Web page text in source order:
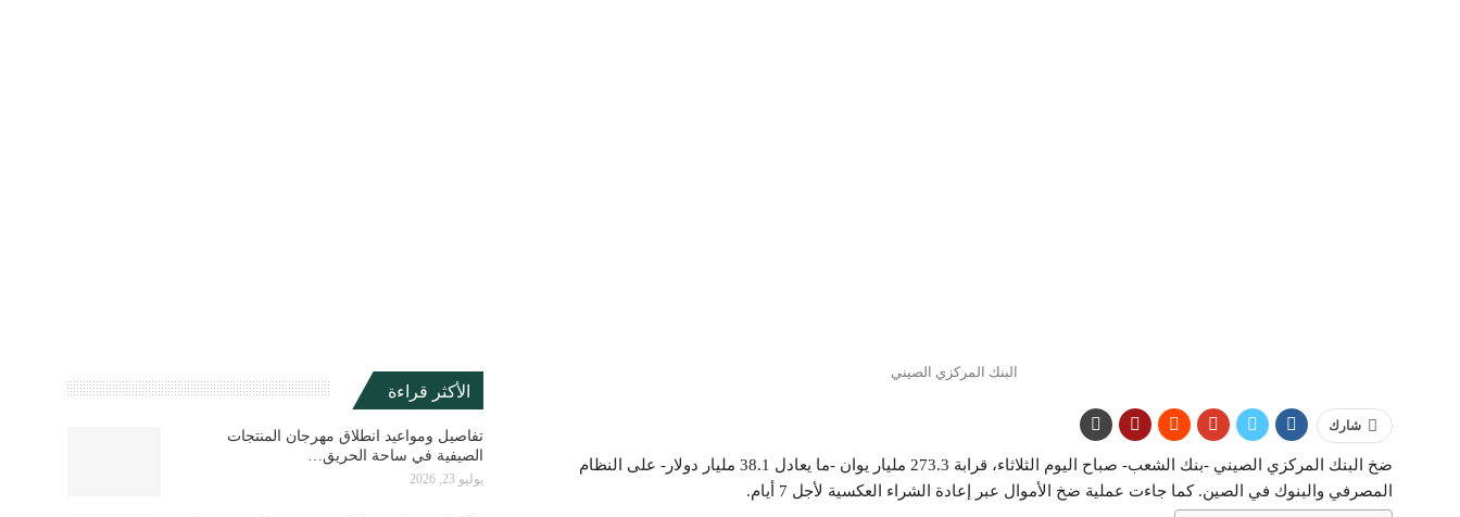
البنك المركزي الصيني
شارك
ضخ البنك المركزي الصيني -بنك الشعب- صباح اليوم الثلاثاء، قرابة 273.3 مليار يوان -ما يعادل 38.1 مليار دولار- على النظام
المصرفي والبنوك في الصين. كما جاءت عملية ضخ الأموال عبر إعادة الشراء العكسية لأجل 7 أيام.
الأكثر قراءة
تفاصيل ومواعيد انطلاق مهرجان المنتجات
الصيفية في ساحة الحريق…
يوليو 23, 2026